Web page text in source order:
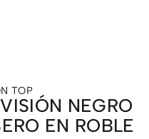
TOP
NEGRO
EN ROBLE